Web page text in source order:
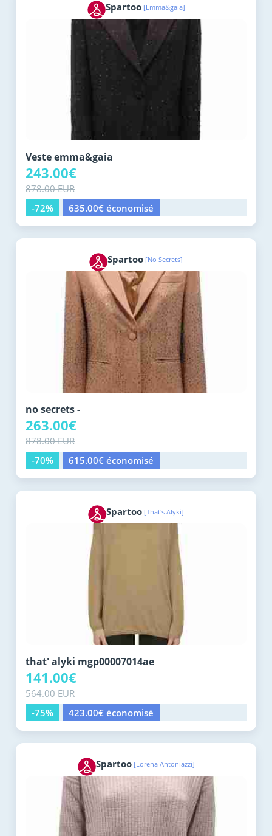
Spartoo [Emma&gaia]
Veste emma&gaia
243.00€
878.00 EUR
-72%
635.00€ économisé
Spartoo [No Secrets]
no secrets -
263.00€
878.00 EUR
-70%
615.00€ économisé
Spartoo [That's Alyki]
that' alyki mgp00007014ae
141.00€
564.00 EUR
-75%
423.00€ économisé
Spartoo [Lorena Antoniazzi]